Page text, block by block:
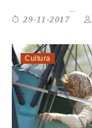
29-11-2017
Cultura